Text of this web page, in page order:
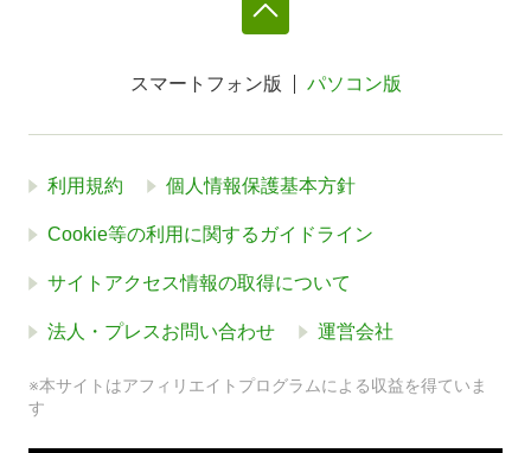
スマートフォン版 パソコン版
利用規約 個人情報保護基本方針
Cookie等の利用に関するガイドライン
サイトアクセス情報の取得について
法人・プレスお問い合わせ 運営会社
※本サイトはアフィリエイトプログラムによる収益を得ていま
す